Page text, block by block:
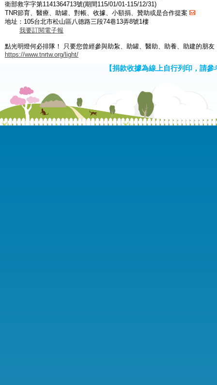
衛部救字字第1141364713號(期間115/01/01-115/12/31)
TNR節育、醫療、助罐、對帳、收據、小額捐、贊助或是合作提案
地址：105台北市松山區八德路三段74巷13弄8號1樓
我要訂閱電子報
點光明燈何必排隊！ 只要您曾經參與助紮、助罐、醫助、助養、助建的朋
https://www.tnrtw.org/light/
【捐款收據為線上自行列印，請參